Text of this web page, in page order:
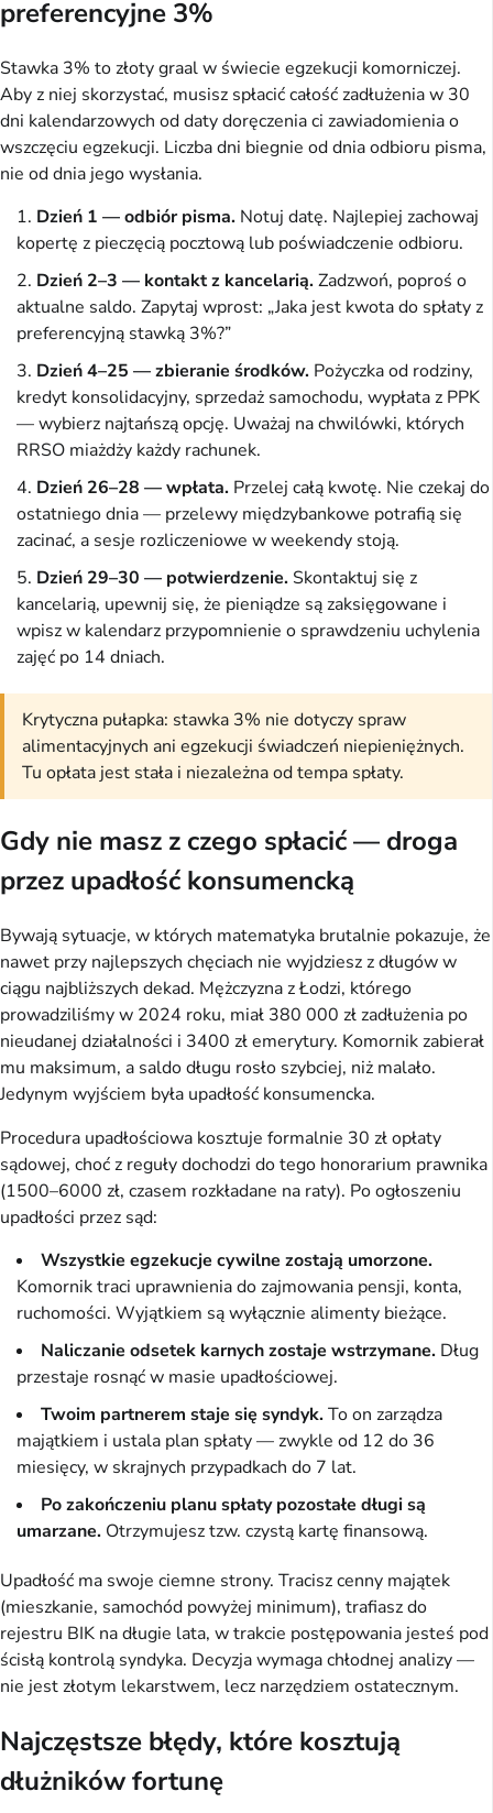
preferencyjne 3%
Stawka 3% to złoty graal w świecie egzekucji komorniczej.
Aby z niej skorzystać, musisz spłacić całość zadłużenia w 30
dni kalendarzowych od daty doręczenia ci zawiadomienia o
wszczęciu egzekucji. Liczba dni biegnie od dnia odbioru pisma,
nie od dnia jego wysłania.
Dzień 1 — odbiór pisma. Notuj datę. Najlepiej zachowaj
kopertę z pieczęcią pocztową lub poświadczenie odbioru.
Dzień 2–3 — kontakt z kancelarią.Zadzwoń, poproś o
aktualne saldo. Zapytaj wprost: „Jaka jest kwota do spłaty z
preferencyjną stawką 3%?”
Dzień 4–25 — zbieranie środków. Pożyczka od rodziny,
kredyt konsolidacyjny, sprzedaż samochodu, wypłata z PPK
— wybierz najtańszą opcję. Uważaj na chwilówki, których
RRSO miażdży każdy rachunek.
Dzień 26–28 — wpłata. Przelej całą kwotę. Nie czekaj do
ostatniego dnia — przelewy międzybankowe potrafią się
zacinać, a sesje rozliczeniowe w weekendy stoją.
Dzień 29–30 — potwierdzenie. Skontaktuj się z
kancelarią, upewnij się, że pieniądze są zaksięgowane i
wpisz w kalendarz przypomnienie o sprawdzeniu uchylenia
zajęć po 14 dniach.
Krytyczna pułapka: stawka 3% nie dotyczy spraw
alimentacyjnych ani egzekucji świadczeń niepieniężnych.
Tu opłata jest stała i niezależna od tempa spłaty.
Gdy nie masz z czego spłacić — droga
przez upadłość konsumencką
Bywają sytuacje, w których matematyka brutalnie pokazuje, że
nawet przy najlepszych chęciach nie wyjdziesz z długów w
ciągu najbliższych dekad. Mężczyzna z Łodzi, którego
prowadziliśmy w 2024 roku, miał 380 000 zł zadłużenia po
nieudanej działalności i 3400 zł emerytury. Komornik zabierał
mu maksimum, a saldo długu rosło szybciej, niż malało.
Jedynym wyjściem była upadłość konsumencka.
Procedura upadłościowa kosztuje formalnie 30 zł opłaty
sądowej, choć z reguły dochodzi do tego honorarium prawnika
(1500–6000 zł, czasem rozkładane na raty). Po ogłoszeniu
upadłości przez sąd:
Wszystkie egzekucje cywilne zostają umorzone.
Komornik traci uprawnienia do zajmowania pensji, konta,
ruchomości. Wyjątkiem są wyłącznie alimenty bieżące.
Naliczanie odsetek karnych zostaje wstrzymane. Dług
przestaje rosnąć w masie upadłościowej.
Twoim partnerem staje się syndyk.To on zarządza
majątkiem i ustala plan spłaty — zwykle od 12 do 36
miesięcy, w skrajnych przypadkach do 7 lat.
Po zakończeniu planu spłaty pozostałe długi są
umarzane. Otrzymujesz tzw. czystą kartę finansową.
Upadłość ma swoje ciemne strony. Tracisz cenny majątek
(mieszkanie, samochód powyżej minimum), trafiasz do
rejestru BIK na długie lata, w trakcie postępowania jesteś pod
ścisłą kontrolą syndyka. Decyzja wymaga chłodnej analizy —
nie jest złotym lekarstwem, lecz narzędziem ostatecznym.
Najczęstsze błędy, które kosztują
dłużników fortunę